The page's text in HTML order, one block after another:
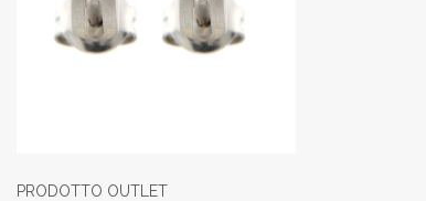
PRODOTTO OUTLET